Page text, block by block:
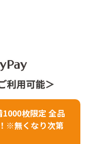
枚限定 全品
※無くなり次第